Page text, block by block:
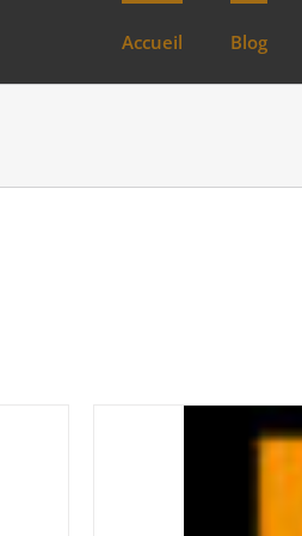
Accueil Blog
Préparations viandes